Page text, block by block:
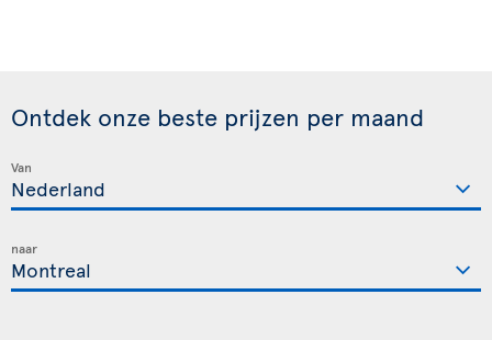
Ontdek onze beste prijzen per maand
Van
naar